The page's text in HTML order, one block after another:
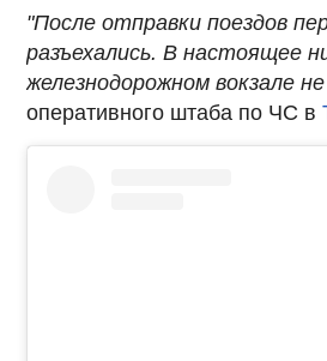
"После отправки поездов
разъехались. В настоящее
железнодорожном вокзале
оперативного штаба по ЧС в